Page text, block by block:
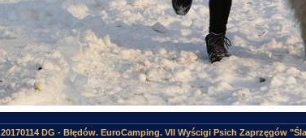
20170114 DG - Błędów. EuroCamping. VII Wyścigi Psich Zaprzęgów